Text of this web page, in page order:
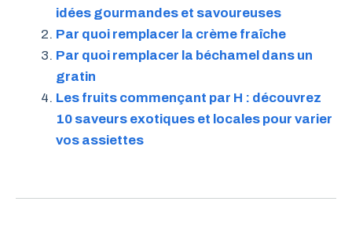
idées gourmandes et savoureuses
Par quoi remplacer la crème fraîche
Par quoi remplacer la béchamel dans un
gratin
Les fruits commençant par H : découvrez
10 saveurs exotiques et locales pour varier
vos assiettes